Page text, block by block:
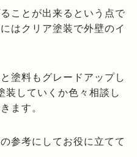
ことが出来るという点で
はクリア塗装で外壁のイ
塗料もグレードアップし
していくか色々相談し
ます。
参考にしてお役に立てて